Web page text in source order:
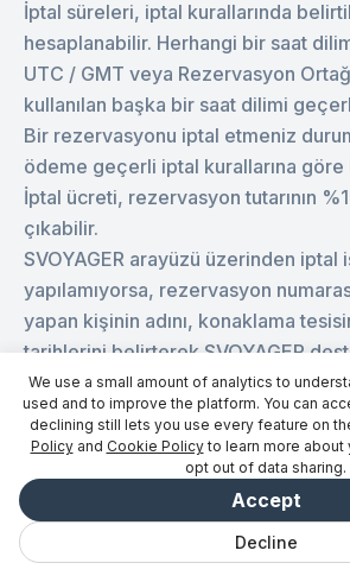
İptal süreleri, iptal kurallarında
hesaplanabilir. Herhangi bir saat
UTC / GMT veya Rezervasyon
kullanılan başka bir saat dilimi
Bir rezervasyonu iptal etmeniz
ödeme geçerli iptal kurallarına göre
İptal ücreti, rezervasyon tutarının
çıkabilir.
SVOYAGER arayüzü üzerinden iptal
yapılamıyorsa, rezervasyon
yapan kişinin adını, konaklama
tarihlerini belirterek SVOYAGER
bir talep göndermelisiniz.
Uygun olduğu durumlarda, geri
orijinal ödeme yöntemine yapılır.
geçmesi için gereken süre, Ödeme
bankaya, kart ağına ve kartın
bağlı olabilir.
Konaklama tesisinden çıkış
Sohbet Kaydedildi Geziler Keşfet
We use a small amount of analytics to
used and to improve the platform. You can
declining still lets you use every feature on
Policy and Cookie Policy to learn more about
opt out of data sharing.
Decline
Accept